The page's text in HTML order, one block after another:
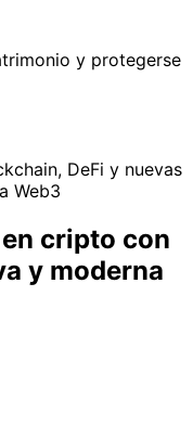
y protegerse
DeFi y nuevas
Web3
cripto con
y moderna